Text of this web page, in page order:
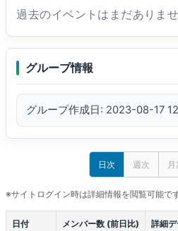
過去のイベントはまだありませ
グループ情報
グループ作成日: 2023-08-17
日次 週次
※サイトログイン時は詳細情報を閲覧可能で
日付 メンバー数 (前日比) 詳細